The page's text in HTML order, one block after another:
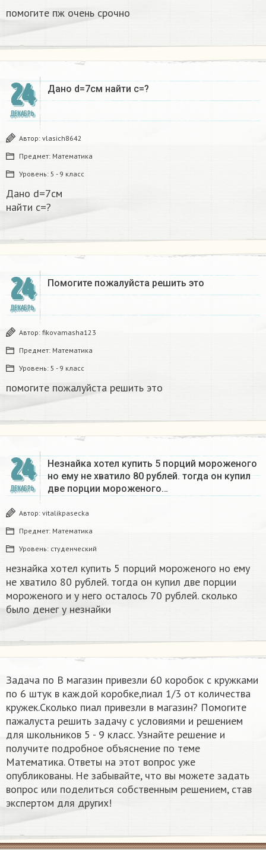
помогите пж очень срочно​
24
ДЕКАБРЬ
Дано d=7см найти с=?​
Автор: vlasich8642
Предмет: Математика
Уровень: 5 - 9 класс
Дано d=7см
найти с=?​
24
ДЕКАБРЬ
Помогите пожалуйста решить это
Автор: fikovamasha123
Предмет: Математика
Уровень: 5 - 9 класс
помогите пожалуйста решить это
24
ДЕКАБРЬ
Незнайка хотел купить 5 порций мороженого
но ему не хватило 80 рублей. тогда он купил
две порции мороженого…
Автор: vitalikpasecka
Предмет: Математика
Уровень: студенческий
незнайка хотел купить 5 порций мороженого но ему
не хватило 80 рублей. тогда он купил две порции
мороженого и у него осталось 70 рублей. сколько
было денег у незнайки
Задача по В магазин привезли 60 коробок с кружками
по 6 штук в каждой коробке,пиал 1/3 от количества
кружек.Сколько пиал привезли в магазин? Помогите
пажалуста решить задачу с условиями и решением
для школьников 5 - 9 класс. Узнайте решение и
получите подробное объяснение по теме
Математика. Ответы на этот вопрос уже
опубликованы. Не забывайте, что вы можете задать
вопрос или поделиться собственным решением, став
экспертом для других!